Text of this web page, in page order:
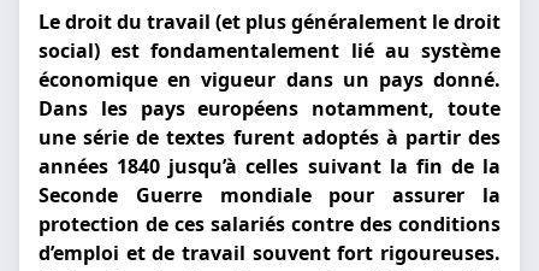
Le droit du travail (et plus généralement le droit
social) est fondamentalement lié au système
économique en vigueur dans un pays donné.
Dans les pays européens notamment, toute
une série de textes furent adoptés à partir des
années 1840 jusqu’à celles suivant la fin de la
Seconde Guerre mondiale pour assurer la
protection de ces salariés contre des conditions
d’emploi et de travail souvent fort rigoureuses.